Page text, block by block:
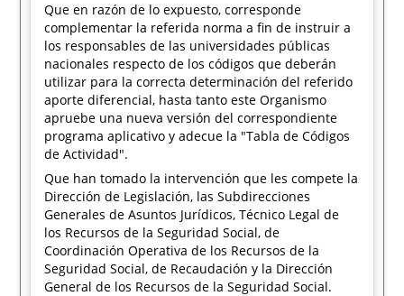
Que en razón de lo expuesto, corresponde
complementar la referida norma a fin de instruir a
los responsables de las universidades públicas
nacionales respecto de los códigos que deberán
utilizar para la correcta determinación del referido
aporte diferencial, hasta tanto este Organismo
apruebe una nueva versión del correspondiente
programa aplicativo y adecue la "Tabla de Códigos
de Actividad".
Que han tomado la intervención que les compete la
Dirección de Legislación, las Subdirecciones
Generales de Asuntos Jurídicos, Técnico Legal de
los Recursos de la Seguridad Social, de
Coordinación Operativa de los Recursos de la
Seguridad Social, de Recaudación y la Dirección
General de los Recursos de la Seguridad Social.